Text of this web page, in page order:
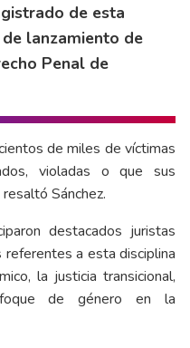
de esta
lanzamiento de
Penal de
de miles de víctimas
violadas o que sus
Sánchez.
destacados juristas
a esta disciplina
la justicia transicional,
de género en la